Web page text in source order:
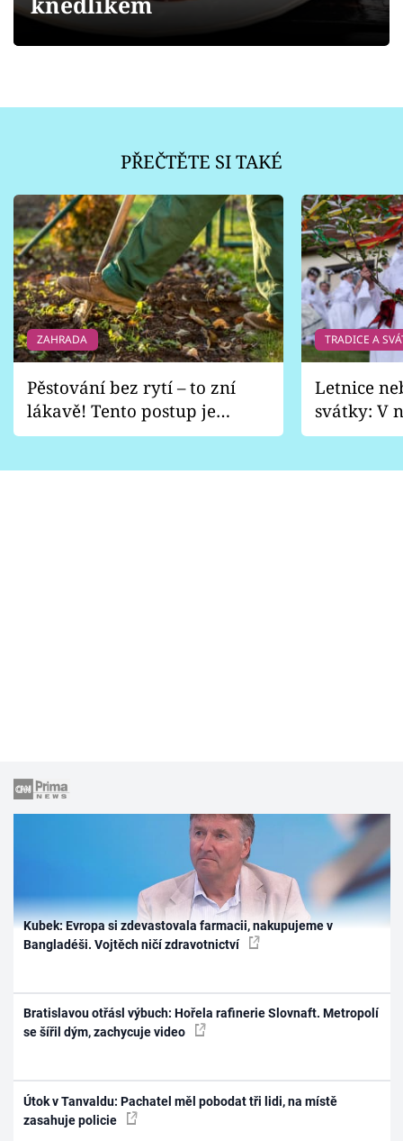
PŘEČTĚTE SI TAKÉ
ZAHRADA
Pěstování bez rytí – to zní
lákavě! Tento postup je
vhodný jen pro některé
TRADICE A
Letnice
svátky: V
pondělí
Kubek: Evropa si zdevastovala farmacii, nakupujeme v
Bangladéši. Vojtěch ničí zdravotnictví
Bratislavou otřásl výbuch: Hořela rafinerie Slovnaft. Metropolí
se šířil dým, zachycuje video
Útok v Tanvaldu: Pachatel měl pobodat tři lidi, na místě
zasahuje policie